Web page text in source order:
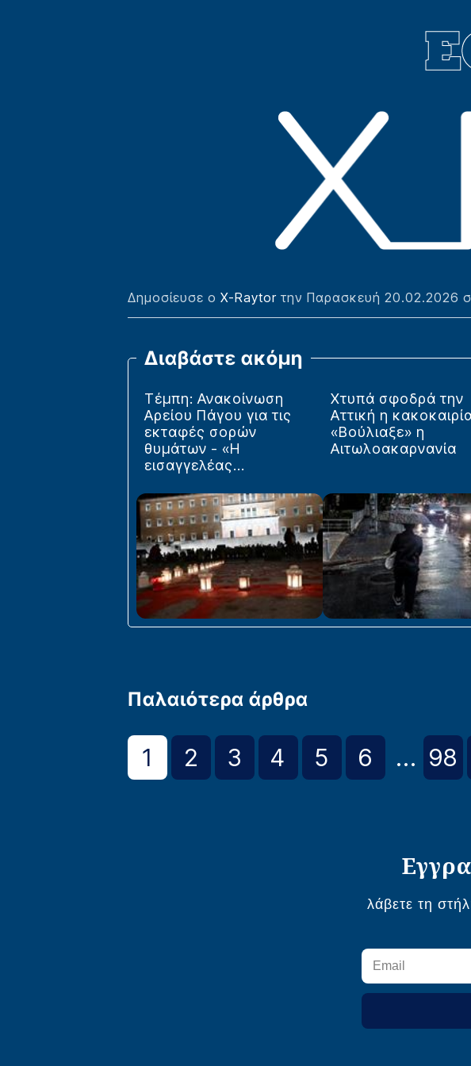
Δημοσίευσε ο X-Raytorτην Παρασκευή 20.02.2026
Διαβάστε ακόμη
Τέμπη: Ανακοίνωση
Αρείου Πάγου για τις
εκταφές σορών
θυμάτων - «Η
εισαγγελέας...
Χτυπά σφοδρά την
Αττική η
«Βούλιαξε» η
Αιτωλοακαρνανία
Παλαιότερα άρθρα
1 2 3 4 5 6 ... 98
λάβετε τη